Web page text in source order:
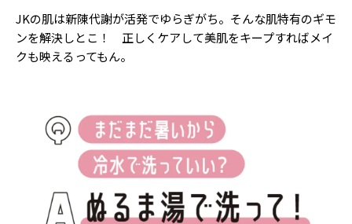
Instagram
YouTube
MISS SEVENTEEN
ミスセブンティーンニュース
MAGAZINE
バックナンバー
INFORMATION
Seventeen について
JKの肌は新陳代謝が活発でゆらぎがち。そんな肌特有のギモ
ンを解決しとこ！ 正しくケアして美肌をキープすればメイ
クも映えるってもん。